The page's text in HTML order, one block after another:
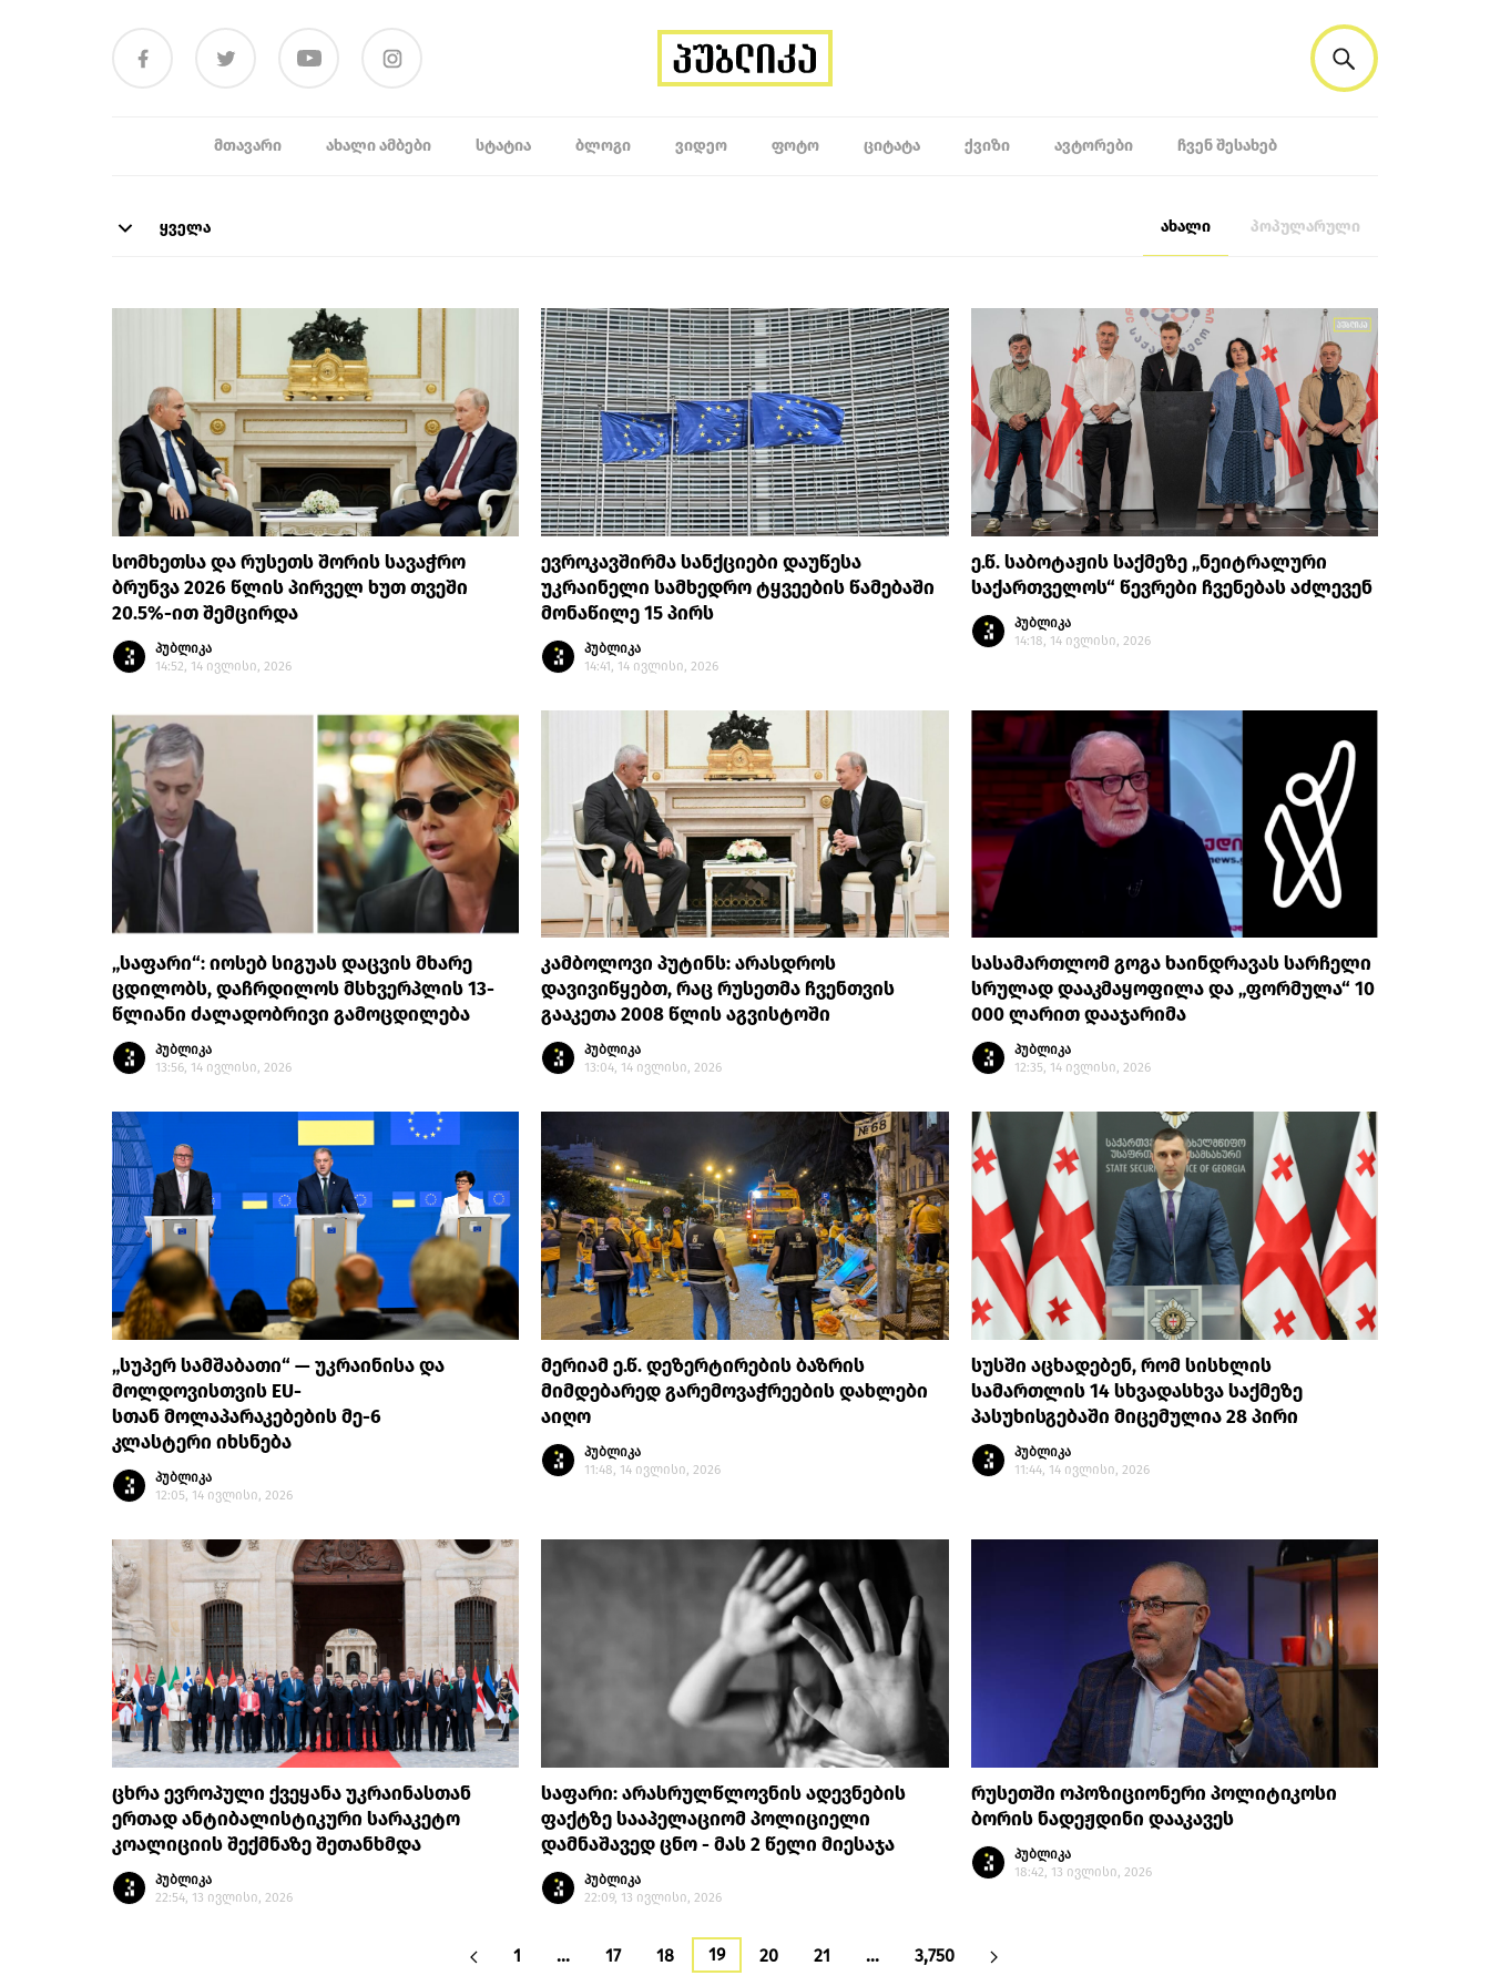
ᲛᲗᲐᲕᲐᲠᲘ ᲐᲮᲐᲚᲘ ᲐᲛᲑᲔᲑᲘ ᲡᲢᲐᲢᲘᲐ ᲑᲚᲝᲒᲘ ᲕᲘᲓᲔᲝ ᲤᲝᲢᲝ ᲪᲘᲢᲐᲢᲐ ᲥᲕᲘᲖᲘ ᲐᲕᲢᲝᲠᲔᲑᲘ ᲩᲕᲔᲜ ᲨᲔᲡᲐᲮᲔᲑ
ყველა ახალი პოპულარული
სომხეთსა და რუსეთს შორის სავაჭრო
ბრუნვა 2026 წლის პირველ ხუთ თვეში
20.5%-ით შემცირდა
პუბლიკა
14:52, 14 ივლისი, 2026
ევროკავშირმა სანქციები დაუწესა
უკრაინელი სამხედრო ტყვეების წამებაში
მონაწილე 15 პირს
პუბლიკა
14:41, 14 ივლისი, 2026
ე.წ. საბოტაჟის საქმეზე „ნეიტრალური
საქართველოს“ წევრები ჩვენებას აძლევენ
პუბლიკა
14:18, 14 ივლისი, 2026
„საფარი“: იოსებ სიგუას დაცვის მხარე
ცდილობს, დაჩრდილოს მსხვერპლის 13-
წლიანი ძალადობრივი გამოცდილება
პუბლიკა
13:56, 14 ივლისი, 2026
კამბოლოვი პუტინს: არასდროს
დავივიწყებთ, რაც რუსეთმა ჩვენთვის
გააკეთა 2008 წლის აგვისტოში
პუბლიკა
13:04, 14 ივლისი, 2026
სასამართლომ გოგა ხაინდრავას სარჩელი
სრულად დააკმაყოფილა და „ფორმულა“ 10
000 ლარით დააჯარიმა
პუბლიკა
12:35, 14 ივლისი, 2026
„სუპერ სამშაბათი“ — უკრაინისა და
მოლდოვისთვის EU-
სთან მოლაპარაკებების მე-6
კლასტერი იხსნება
პუბლიკა
12:05, 14 ივლისი, 2026
მერიამ ე.წ. დეზერტირების ბაზრის
მიმდებარედ გარემოვაჭრეების დახლები
აიღო
პუბლიკა
11:48, 14 ივლისი, 2026
სუსში აცხადებენ, რომ სისხლის
სამართლის 14 სხვადასხვა საქმეზე
პასუხისგებაში მიცემულია 28 პირი
პუბლიკა
11:44, 14 ივლისი, 2026
ცხრა ევროპული ქვეყანა უკრაინასთან
ერთად ანტიბალისტიკური სარაკეტო
კოალიციის შექმნაზე შეთანხმდა
პუბლიკა
22:54, 13 ივლისი, 2026
საფარი: არასრულწლოვნის ადევნების
ფაქტზე სააპელაციომ პოლიციელი
დამნაშავედ ცნო - მას 2 წელი მიესაჯა
პუბლიკა
22:09, 13 ივლისი, 2026
რუსეთში ოპოზიციონერი პოლიტიკოსი
ბორის ნადეჟდინი დააკავეს
პუბლიკა
18:42, 13 ივლისი, 2026
1 … 17 18 19 20 21 … 3,750